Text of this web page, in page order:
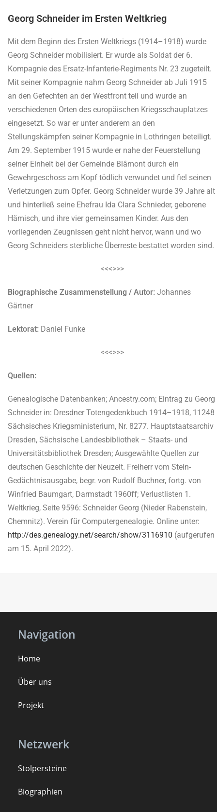
Georg Schneider im Ersten Weltkrieg
Mit dem Beginn des Ersten Weltkriegs (1914–1918) wurde
Georg Schneider mobilisiert. Er wurde als Soldat der 6.
Kompagnie des Ersatz-Infanterie-Regiments Nr. 23 zugeteilt.
Mit seiner Kompagnie nahm Georg Schneider ab Juli 1915
an den Gefechten an der Westfront teil und wurde an
verschiedenen Orten des europäischen Kriegsschauplatzes
eingesetzt. So war er unter anderem an den
Stellungskämpfen seiner Kompagnie in Lothringen beteiligt.
Am 29. September 1915 wurde er nahe der Feuerstellung
seiner Einheit bei der Gemeinde Blâmont durch ein
Gewehrgeschoss am Kopf tödlich verwundet und fiel seinen
Verletzungen zum Opfer. Georg Schneider wurde 39 Jahre alt
und hinterließ seine Ehefrau Ida Clara Schnieder, geborene
Hämisch, und ihre vier gemeinsamen Kinder. Aus den
vorliegenden Zeugnissen geht nicht hervor, wann und wo
Georg Schneiders sterbliche Überreste bestattet worden sind.
<<<>>>
Biographische Zusammenstellung / Autor: Johannes
Gärtner
Lektorat: Daniel Funke
<<<>>>
Quellen:
Genealogische Datenbanken; Ancestry.com; Eintrag zu Georg
Schneider in: Dresdner Totengedenkbuch 1914–1918, 11248
Sächsisches Kriegsministerium, Nr. 8277. Hauptstaatsarchiv
Dresden, Sächsische Landesbibliothek – Staats- und
Universitätsbibliothek Dresden; Ausgewählte Quellen zur
deutschen Geschichte der Neuzeit. Freiherr vom Stein-
Gedächtnisausgabe, begr. von Rudolf Buchner, fortg. von
Winfried Baumgart, Darmstadt 1960ff; Verlustlisten 1.
Weltkrieg, Seite 9596: Schneider Georg (Nieder Rabenstein,
Chemnitz). Verein für Computergenealogie. Online unter:
http://des.genealogy.net/search/show/3116910 (aufgerufen
am 15. April 2022).
Navigation
Home
Über uns
Projekt
Netzwerk
Stolpersteine
Biographien